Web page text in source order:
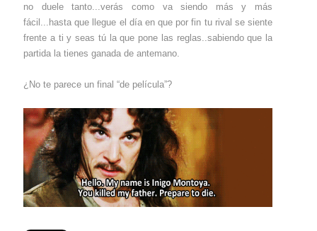
no duele tanto...verás como va siendo más y más
fácil...hasta que llegue el día en que por fin tu rival se siente
frente a ti y seas tú la que pone las reglas..sabiendo que la
partida la tienes ganada de antemano.
¿No te parece un final “de película”?